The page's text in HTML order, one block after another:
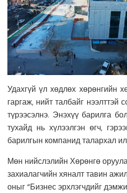
Удахгүй үл хөдлөх хөрөнгийн
гаргаж, нийт талбайг нээлттэй
түрээсэлнэ. Энэхүү барилга
тухайд нь хүлээлгэн өгч,
барилгын компанид талархал
Мөн нийслэлийн Хөрөнгө
захиалагчийн хяналт тавин
оныг “Бизнес эрхлэгчдийг